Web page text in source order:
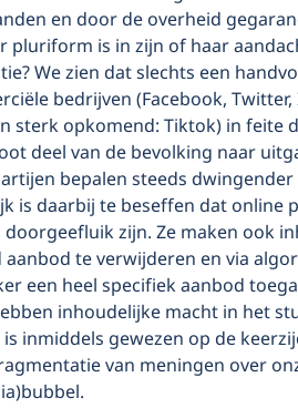
en door de overheid
pluriform is in zijn of haar
We zien dat slechts een
bedrijven (Facebook,
sterk opkomend: Tiktok) in feite
deel van de bevolking naar
bepalen steeds
is daarbij te beseffen dat online
zijn. Ze maken ook
te verwijderen en via
een heel specifiek aanbod
inhoudelijke macht in het
inmiddels gewezen op de
van meningen over